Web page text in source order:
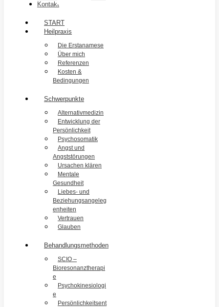
Kontakt
START
Heilpraxis
Die Erstanamese
Über mich
Referenzen
Kosten &
Bedingungen
Schwerpunkte
Alternativmedizin
Entwicklung der
Persönlichkeit
Psychosomatik
Angst und
Angststörungen
Ursachen klären
Mentale
Gesundheit
Liebes- und
Beziehungsangeleg
enheiten
Vertrauen
Glauben
Behandlungsmethoden
SCIO –
Bioresonanztherapi
e
Psychokinesiologi
e
Persönlichkeitsent